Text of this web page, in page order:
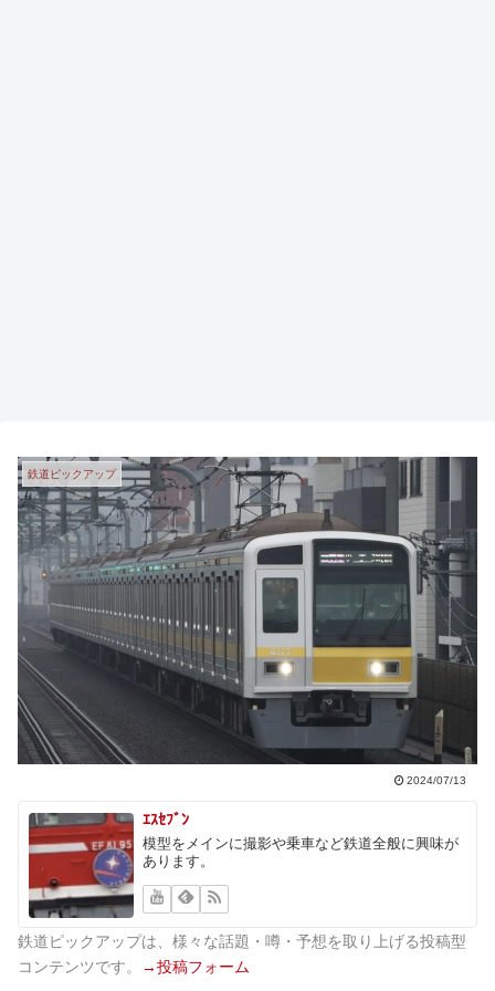
鉄道ピックアップ
2024/07/13
ｴｽｾﾌﾞﾝ
模型をメインに撮影や乗車など鉄道全般に興味が
あります。
鉄道ピックアップは、様々な話題・噂・予想を取り上げる投稿型
コンテンツです。
→投稿フォーム